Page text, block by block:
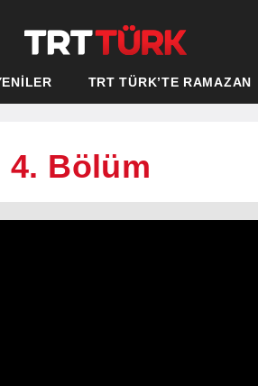
TRT TÜRK’TE RAMAZAN
Bölüm